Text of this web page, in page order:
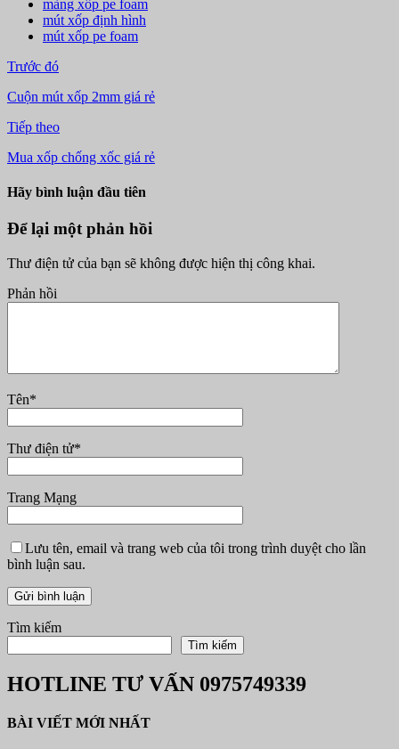
màng xốp pe foam
mút xốp định hình
mút xốp pe foam
Trước đó
Cuộn mút xốp 2mm giá rẻ
Tiếp theo
Mua xốp chống xốc giá rẻ
Hãy bình luận đầu tiên
Để lại một phản hồi
Thư điện tử của bạn sẽ không được hiện thị công khai.
Phản hồi
Tên*
Thư điện tử*
Trang Mạng
Lưu tên, email và trang web của tôi trong trình duyệt cho lần
bình luận sau.
Tìm kiếm
Tìm kiếm
HOTLINE TƯ VẤN 0975749339
BÀI VIẾT MỚI NHẤT